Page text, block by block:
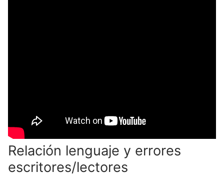
Relación lenguaje y errores
escritores/lectores